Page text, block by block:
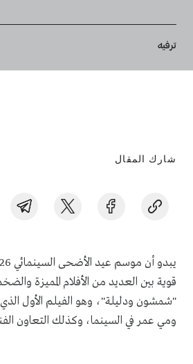
Breadcrumb
ترفيه
شارك المقال
قوية بين العديد من الأفلام المميزة
"شمشون ودليلة"، وهو الفيلم الأول
ومي عمر في السينما، وكذلك التعاون